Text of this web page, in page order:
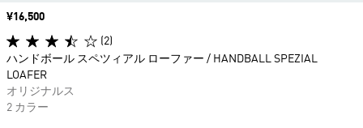
価格
¥16,500
(2)
ハンドボール スペツィアル ローファー / HANDBALL SPEZIAL
LOAFER
オリジナルス
2 カラー